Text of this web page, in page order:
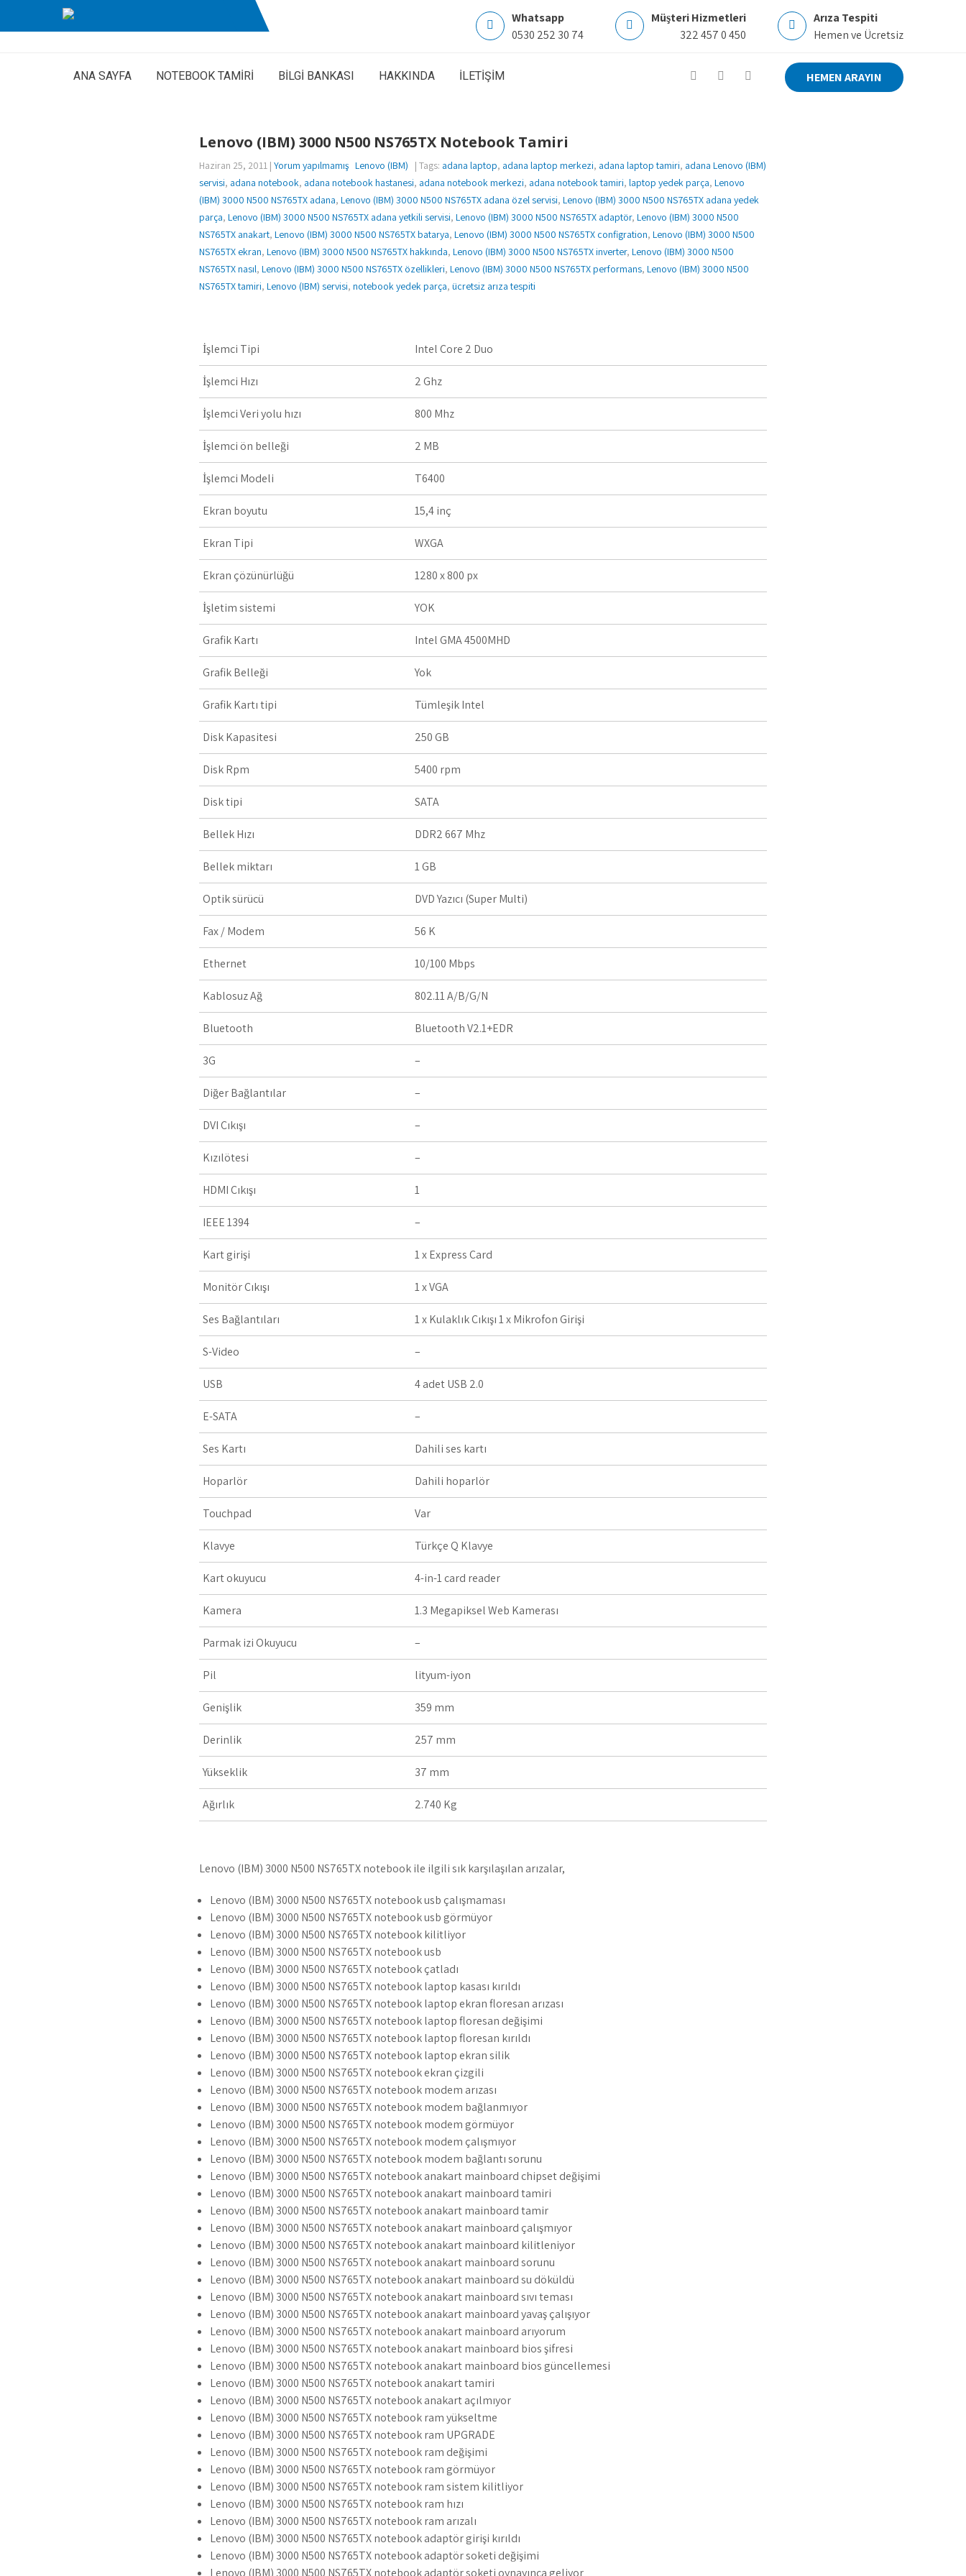
Whatsapp
0530 252 30 74
Müşteri Hizmetleri
322 457 0 450
Arıza Tespiti
Hemen ve Ücretsiz
ANA SAYFA NOTEBOOK TAMİRİ BİLGİ BANKASI HAKKINDA İLETİŞİM HEMEN ARAYIN
Lenovo (IBM) 3000 N500 NS765TX Notebook Tamiri
Haziran 25, 2011 | Yorum yapılmamış Lenovo (IBM) | Tags: adana laptop, adana laptop merkezi, adana laptop tamiri, adana Lenovo (IBM)
servisi, adana notebook, adana notebook hastanesi, adana notebook merkezi, adana notebook tamiri, laptop yedek parça, Lenovo
(IBM) 3000 N500 NS765TX adana, Lenovo (IBM) 3000 N500 NS765TX adana özel servisi, Lenovo (IBM) 3000 N500 NS765TX adana yedek
parça, Lenovo (IBM) 3000 N500 NS765TX adana yetkili servisi, Lenovo (IBM) 3000 N500 NS765TX adaptör, Lenovo (IBM) 3000 N500
NS765TX anakart, Lenovo (IBM) 3000 N500 NS765TX batarya, Lenovo (IBM) 3000 N500 NS765TX configration, Lenovo (IBM) 3000 N500
NS765TX ekran, Lenovo (IBM) 3000 N500 NS765TX hakkında, Lenovo (IBM) 3000 N500 NS765TX inverter, Lenovo (IBM) 3000 N500
NS765TX nasıl, Lenovo (IBM) 3000 N500 NS765TX özellikleri, Lenovo (IBM) 3000 N500 NS765TX performans, Lenovo (IBM) 3000 N500
NS765TX tamiri, Lenovo (IBM) servisi, notebook yedek parça, ücretsiz arıza tespiti
İşlemci Tipi Intel Core 2 Duo
İşlemci Hızı 2 Ghz
İşlemci Veri yolu hızı 800 Mhz
İşlemci ön belleği 2 MB
İşlemci Modeli T6400
Ekran boyutu 15,4 inç
Ekran Tipi WXGA
Ekran çözünürlüğü 1280 x 800 px
İşletim sistemi YOK
Grafik Kartı Intel GMA 4500MHD
Grafik Belleği Yok
Grafik Kartı tipi Tümleşik Intel
Disk Kapasitesi 250 GB
Disk Rpm 5400 rpm
Disk tipi SATA
Bellek Hızı DDR2 667 Mhz
Bellek miktarı 1 GB
Optik sürücü DVD Yazıcı (Super Multi)
Fax / Modem 56 K
Ethernet 10/100 Mbps
Kablosuz Ağ 802.11 A/B/G/N
Bluetooth Bluetooth V2.1+EDR
3G –
Diğer Bağlantılar –
DVI Çıkışı –
Kızılötesi –
HDMI Çıkışı 1
IEEE 1394 –
Kart girişi 1 x Express Card
Monitör Çıkışı 1 x VGA
Ses Bağlantıları 1 x Kulaklık Çıkışı 1 x Mikrofon Girişi
S-Video –
USB 4 adet USB 2.0
E-SATA –
Ses Kartı Dahili ses kartı
Hoparlör Dahili hoparlör
Touchpad Var
Klavye Türkçe Q Klavye
Kart okuyucu 4-in-1 card reader
Kamera 1.3 Megapiksel Web Kamerası
Parmak izi Okuyucu –
Pil lityum-iyon
Genişlik 359 mm
Derinlik 257 mm
Yükseklik 37 mm
Ağırlık 2.740 Kg
Lenovo (IBM) 3000 N500 NS765TX notebook ile ilgili sık karşılaşılan arızalar,
Lenovo (IBM) 3000 N500 NS765TX notebook usb çalışmaması
Lenovo (IBM) 3000 N500 NS765TX notebook usb görmüyor
Lenovo (IBM) 3000 N500 NS765TX notebook kilitliyor
Lenovo (IBM) 3000 N500 NS765TX notebook usb
Lenovo (IBM) 3000 N500 NS765TX notebook çatladı
Lenovo (IBM) 3000 N500 NS765TX notebook laptop kasası kırıldı
Lenovo (IBM) 3000 N500 NS765TX notebook laptop ekran floresan arızası
Lenovo (IBM) 3000 N500 NS765TX notebook laptop floresan değişimi
Lenovo (IBM) 3000 N500 NS765TX notebook laptop floresan kırıldı
Lenovo (IBM) 3000 N500 NS765TX notebook laptop ekran silik
Lenovo (IBM) 3000 N500 NS765TX notebook ekran çizgili
Lenovo (IBM) 3000 N500 NS765TX notebook modem arızası
Lenovo (IBM) 3000 N500 NS765TX notebook modem bağlanmıyor
Lenovo (IBM) 3000 N500 NS765TX notebook modem görmüyor
Lenovo (IBM) 3000 N500 NS765TX notebook modem çalışmıyor
Lenovo (IBM) 3000 N500 NS765TX notebook modem bağlantı sorunu
Lenovo (IBM) 3000 N500 NS765TX notebook anakart mainboard chipset değişimi
Lenovo (IBM) 3000 N500 NS765TX notebook anakart mainboard tamiri
Lenovo (IBM) 3000 N500 NS765TX notebook anakart mainboard tamir
Lenovo (IBM) 3000 N500 NS765TX notebook anakart mainboard çalışmıyor
Lenovo (IBM) 3000 N500 NS765TX notebook anakart mainboard kilitleniyor
Lenovo (IBM) 3000 N500 NS765TX notebook anakart mainboard sorunu
Lenovo (IBM) 3000 N500 NS765TX notebook anakart mainboard su döküldü
Lenovo (IBM) 3000 N500 NS765TX notebook anakart mainboard sıvı teması
Lenovo (IBM) 3000 N500 NS765TX notebook anakart mainboard yavaş çalışıyor
Lenovo (IBM) 3000 N500 NS765TX notebook anakart mainboard arıyorum
Lenovo (IBM) 3000 N500 NS765TX notebook anakart mainboard bios şifresi
Lenovo (IBM) 3000 N500 NS765TX notebook anakart mainboard bios güncellemesi
Lenovo (IBM) 3000 N500 NS765TX notebook anakart tamiri
Lenovo (IBM) 3000 N500 NS765TX notebook anakart açılmıyor
Lenovo (IBM) 3000 N500 NS765TX notebook ram yükseltme
Lenovo (IBM) 3000 N500 NS765TX notebook ram UPGRADE
Lenovo (IBM) 3000 N500 NS765TX notebook ram değişimi
Lenovo (IBM) 3000 N500 NS765TX notebook ram görmüyor
Lenovo (IBM) 3000 N500 NS765TX notebook ram sistem kilitliyor
Lenovo (IBM) 3000 N500 NS765TX notebook ram hızı
Lenovo (IBM) 3000 N500 NS765TX notebook ram arızalı
Lenovo (IBM) 3000 N500 NS765TX notebook adaptör girişi kırıldı
Lenovo (IBM) 3000 N500 NS765TX notebook adaptör soketi değişimi
Lenovo (IBM) 3000 N500 NS765TX notebook adaptör soketi oynayınca geliyor